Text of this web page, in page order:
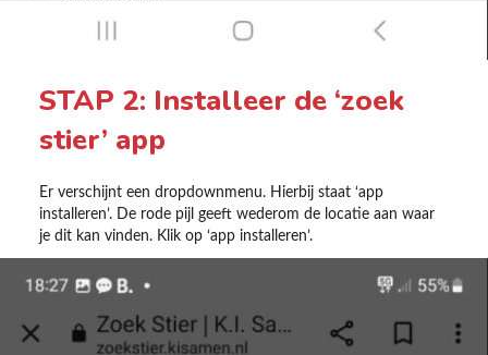
STAP 2: Installeer de ‘zoek
stier’ app
Er verschijnt een dropdownmenu. Hierbij staat ‘app
installeren’. De rode pijl geeft wederom de locatie aan waar
je dit kan vinden. Klik op ‘app installeren’.